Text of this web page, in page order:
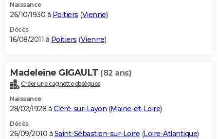
Naissance
26/10/1930 à Poitiers (Vienne)
Décès
16/08/2011 à Poitiers (Vienne)
Madeleine GIGAULT (82 ans)
Créer une cagnotte obsèques
Naissance
28/02/1928 à Cléré-sur-Layon (Maine-et-Loire)
Décès
26/09/2010 à Saint-Sébastien-sur-Loire (Loire-Atlantique)